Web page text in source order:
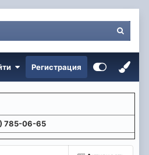
Регистрация
785-06-65